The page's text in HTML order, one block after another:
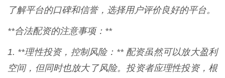
了解平台的口碑和信誉，选择用户评价良好的平台。
**合法配资的注意事项：**
1. **理性投资，控制风险：** 配资虽然可以放大盈利
空间，但同时也放大了风险。投资者应理性投资，根